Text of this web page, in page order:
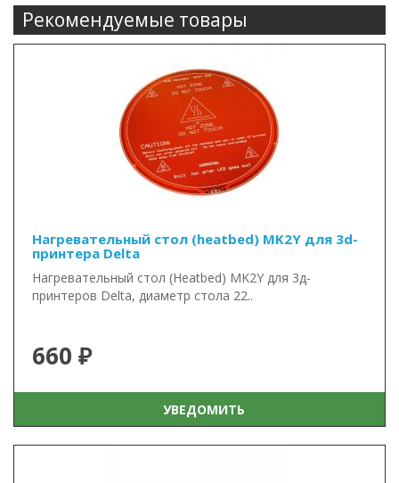
Рекомендуемые товары
Нагревательный стол (heatbed) MK2Y для 3d-
принтера Delta
Нагревательный стол (Heatbed) MK2Y для 3д-
принтеров Delta, диаметр стола 22..
660 ₽
УВЕДОМИТЬ